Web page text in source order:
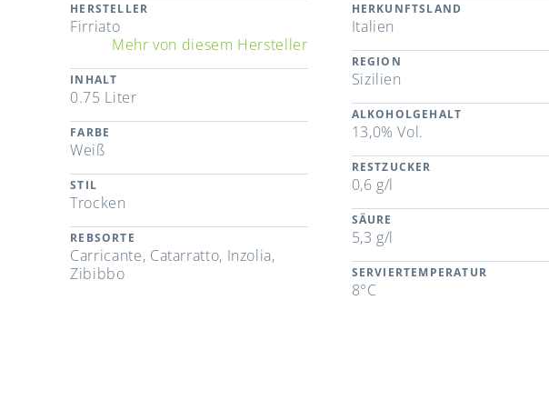
HERSTELLER
Firriato
Mehr von diesem Hersteller
INHALT
0.75 Liter
FARBE
Weiß
STIL
Trocken
REBSORTE
Carricante, Catarratto, Inzolia,
Zibibbo
HERKUNFTSLAND
Italien
REGION
Sizilien
ALKOHOLGEHALT
13,0% Vol.
RESTZUCKER
0,6 g/l
SÄURE
5,3 g/l
SERVIERTEMPERATUR
8°C